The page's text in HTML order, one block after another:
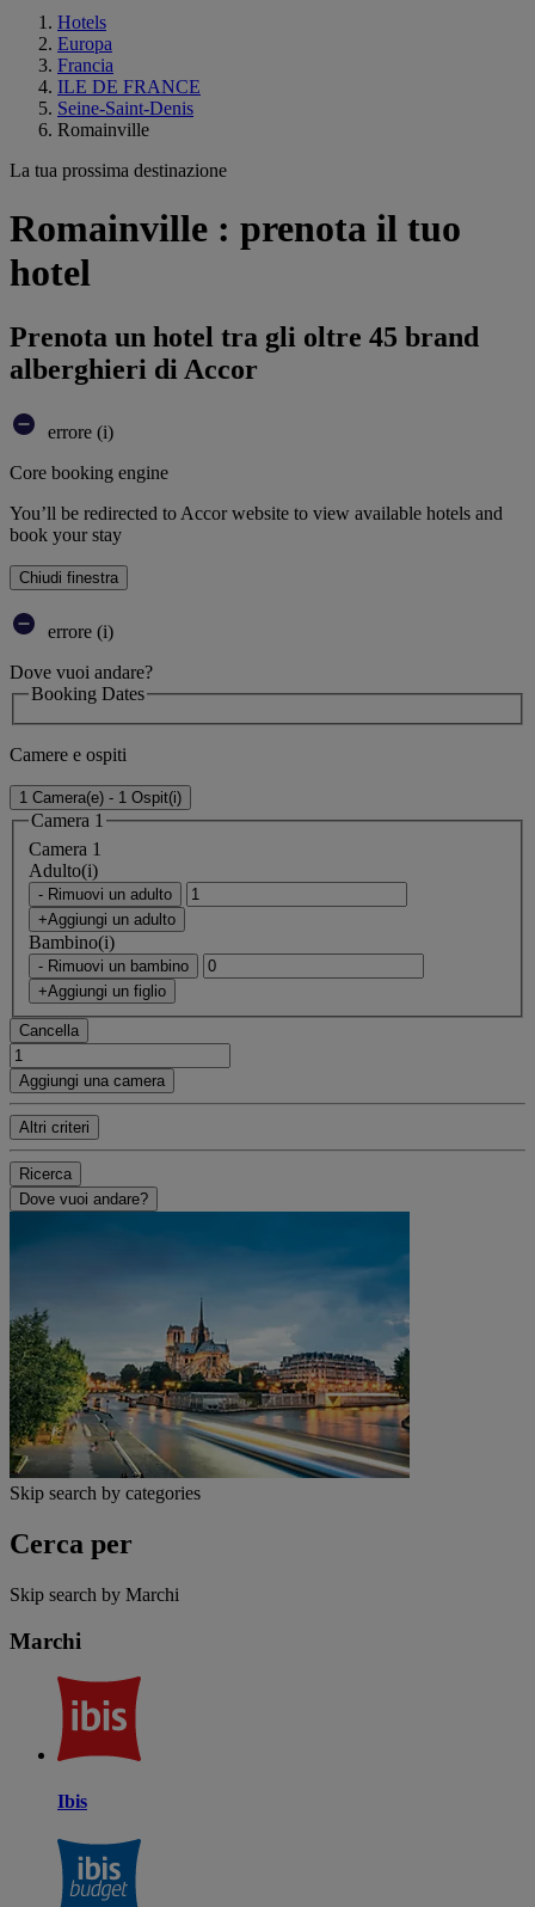
Hotels
Europa
Francia
ILE DE FRANCE
Seine-Saint-Denis
Romainville
La tua prossima destinazione
Romainville : prenota il tuo
hotel
Prenota un hotel tra gli oltre 45 brand
alberghieri di Accor
errore (i)
Core booking engine
You’ll be redirected to Accor website to view available hotels and
book your stay
Chiudi finestra
errore (i)
Dove vuoi andare?
Booking Dates
Camere e ospiti
1 Camera(e) - 1 Ospit(i)
Camera 1
Camera 1
Adulto(i)
- Rimuovi un adulto
+Aggiungi un adulto
Bambino(i)
- Rimuovi un bambino
+Aggiungi un figlio
Cancella
Aggiungi una camera
Altri criteri
Ricerca
Dove vuoi andare?
Skip search by categories
Cerca per
Skip search by Marchi
Marchi
Ibis